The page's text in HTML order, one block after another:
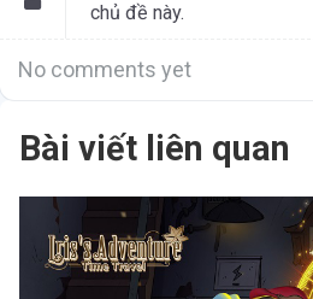
chủ đề này.
No comments yet
Bài viết liên quan